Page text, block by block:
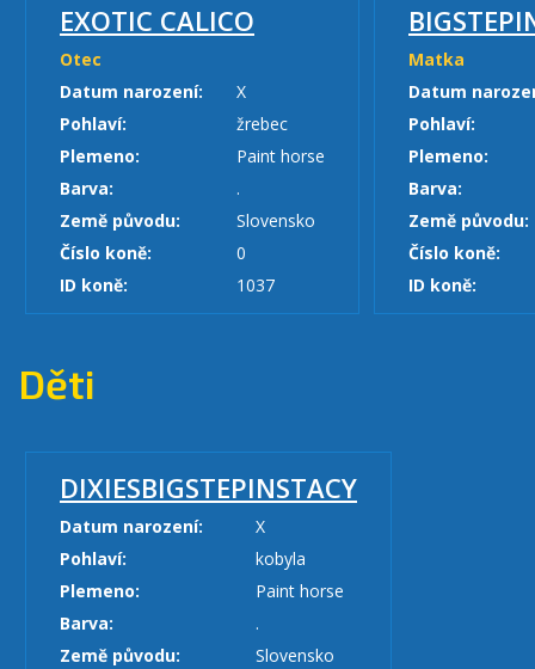
EXOTIC CALICO
Otec
Datum narození:
X
Pohlaví:
žrebec
Plemeno:
Paint horse
Barva:
.
Země původu:
Slovensko
Číslo koně:
0
ID koně:
1037
Matka
Datum
Pohlaví:
Plemeno:
Barva:
Země původu:
Číslo koně:
ID koně:
Děti
DIXIESBIGSTEPINSTACY
Datum narození:
X
Pohlaví:
kobyla
Plemeno:
Paint horse
Barva:
.
Země původu:
Slovensko